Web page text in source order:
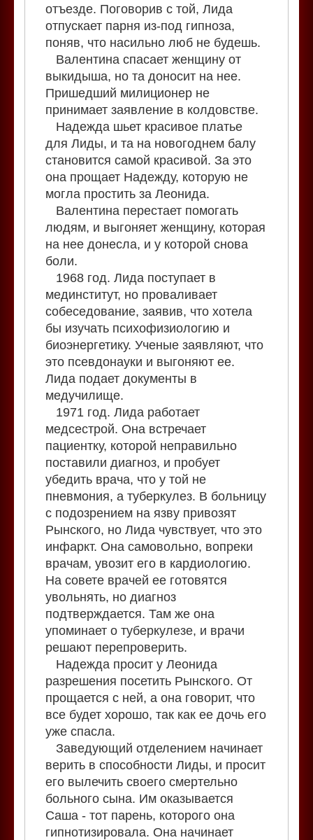
отъезде. Поговорив с той, Лида
отпускает парня из-под гипноза,
поняв, что насильно люб не будешь.
Валентина спасает женщину от
выкидыша, но та доносит на нее.
Пришедший милиционер не
принимает заявление в колдовстве.
Надежда шьет красивое платье
для Лиды, и та на новогоднем балу
становится самой красивой. За это
она прощает Надежду, которую не
могла простить за Леонида.
Валентина перестает помогать
людям, и выгоняет женщину, которая
на нее донесла, и у которой снова
боли.
1968 год. Лида поступает в
мединститут, но проваливает
собеседование, заявив, что хотела
бы изучать психофизиологию и
биоэнергетику. Ученые заявляют, что
это псевдонауки и выгоняют ее.
Лида подает документы в
медучилище.
1971 год. Лида работает
медсестрой. Она встречает
пациентку, которой неправильно
поставили диагноз, и пробует
убедить врача, что у той не
пневмония, а туберкулез. В больницу
с подозрением на язву привозят
Рынского, но Лида чувствует, что это
инфаркт. Она самовольно, вопреки
врачам, увозит его в кардиологию.
На совете врачей ее готовятся
увольнять, но диагноз
подтверждается. Там же она
упоминает о туберкулезе, и врачи
решают перепроверить.
Надежда просит у Леонида
разрешения посетить Рынского. От
прощается с ней, а она говорит, что
все будет хорошо, так как ее дочь его
уже спасла.
Заведующий отделением начинает
верить в способности Лиды, и просит
его вылечить своего смертельно
больного сына. Им оказывается
Саша - тот парень, которого она
гипнотизировала. Она начинает